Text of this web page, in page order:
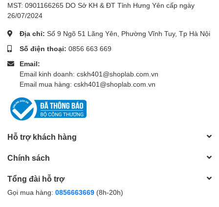
MST: 0901166265 DO Sở KH & ĐT Tỉnh Hưng Yên cấp ngày
26/07/2024
Địa chỉ: Số 9 Ngõ 51 Lãng Yên, Phường Vĩnh Tuy, Tp Hà Nội
Số điện thoại: 0856 663 669
Email:
Email kinh doanh: cskh401@shoplab.com.vn
Email mua hàng: cskh401@shoplab.com.vn
Hỗ trợ khách hàng
Chính sách
Tổng đài hỗ trợ
Gọi mua hàng: 0856663669 (8h-20h)